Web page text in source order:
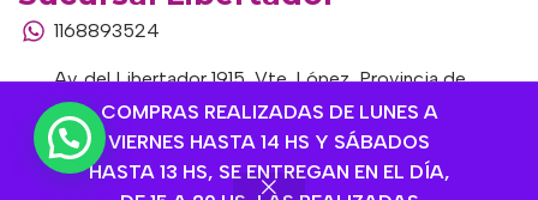
COMPRAS REALIZADAS DE LUNES A
VIERNES HASTA 14 HS Y SÁBADOS
HASTA 13 HS, SE ENTREGAN EN EL DÍA,
1168893524
Av. del Libertador 1915, Vte. López, Provincia de
Buenos Aires
Lunes a Viernes de 9hs a 13hs / 16hs a 20hs